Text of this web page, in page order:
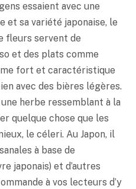
essaient avec une
et sa variété japonaise, le
fleurs servent de
et des plats comme
fort et caractéristique
avec des bières légères.
herbe ressemblant à la
quelque chose que les
le céleri. Au Japon, il
à base de
japonais) et d’autres
à vos lecteurs d’y